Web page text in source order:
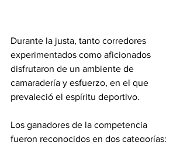
Durante la justa, tanto corredores
experimentados como aficionados
disfrutaron de un ambiente de
camaradería y esfuerzo, en el que
prevaleció el espíritu deportivo.
Los ganadores de la competencia
fueron reconocidos en dos categorías: